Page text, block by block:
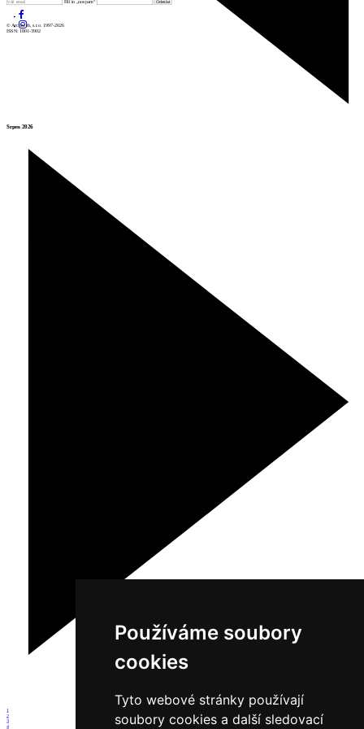
Používáme soubory
cookies
Tyto webové stránky používají
soubory cookies a další sledovací
Srpen 2026
1
2
3
4
Fill in „nospam“
© Archiweb, s.r.o. 1997-2026
ISSN: 1801-3902